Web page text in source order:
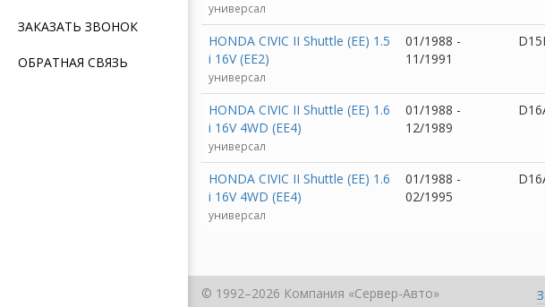
ЗАКАЗАТЬ ЗВОНОК
ОБРАТНАЯ СВЯЗЬ
универсал
HONDA CIVIC II Shuttle (EE) 1.5
i 16V (EE2)
универсал
01/1988 -
11/1991
HONDA CIVIC II Shuttle (EE) 1.6
i 16V 4WD (EE4)
универсал
01/1988 -
12/1989
HONDA CIVIC II Shuttle (EE) 1.6
i 16V 4WD (EE4)
универсал
01/1988 -
02/1995
© 1992–2026 Компания «Сервер-Авто»